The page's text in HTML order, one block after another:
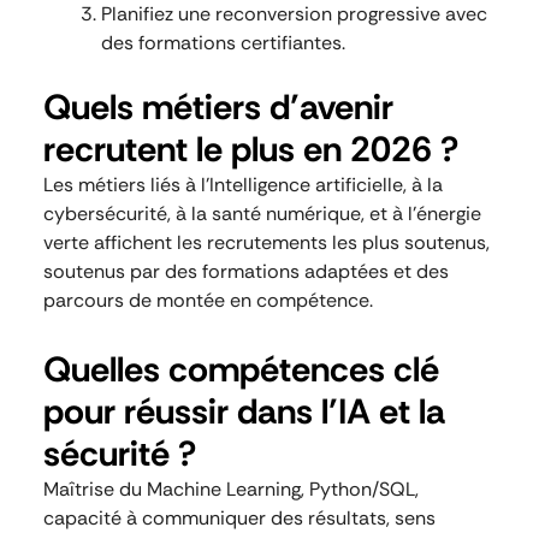
Planifiez une reconversion progressive avec
des formations certifiantes.
Quels métiers d’avenir
recrutent le plus en 2026 ?
Les métiers liés à l’Intelligence artificielle, à la
cybersécurité, à la santé numérique, et à l’énergie
verte affichent les recrutements les plus soutenus,
soutenus par des formations adaptées et des
parcours de montée en compétence.
Quelles compétences clé
pour réussir dans l’IA et la
sécurité ?
Maîtrise du Machine Learning, Python/SQL,
capacité à communiquer des résultats, sens